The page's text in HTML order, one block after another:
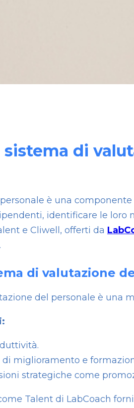
sistema di
è una
identificare le
e Cliwell, offerti da
di valutazione
del personale è una
miglioramento e
strategiche come
Talent di LabCoach